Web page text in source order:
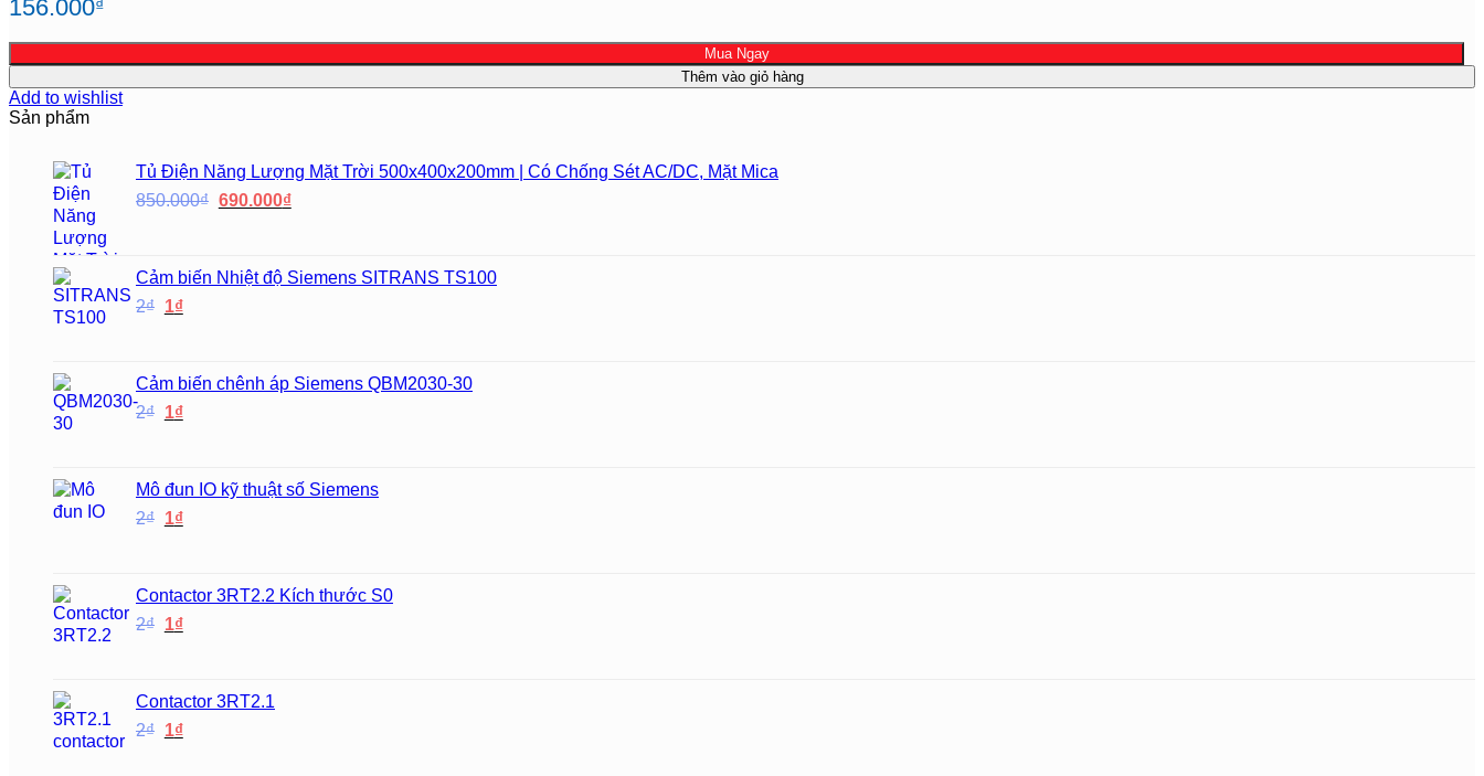
156.000
Mua Ngay
Thêm vào giỏ hàng
Add to wishlist
Sản phẩm
Tủ Điện Năng Lượng Mặt Trời 500x400x200mm | Có Chống Sét AC/DC, Mặt Mica
850.000₫ Giá
850.000₫.
690.000₫Giá
là:
690.000₫.
Cảm biến Nhiệt độ Siemens SITRANS TS100
2₫ Giá
2₫.
1₫Giá
là:
1₫.
Cảm biến chênh áp Siemens QBM2030-30
2₫ Giá
2₫.
1₫Giá
là:
1₫.
Mô đun IO kỹ thuật số Siemens
2₫ Giá
2₫.
1₫Giá
là:
1₫.
Contactor 3RT2.2 Kích thước S0
2₫ Giá
2₫.
1₫Giá
là:
1₫.
Contactor 3RT2.1
2₫ Giá
1₫Giá